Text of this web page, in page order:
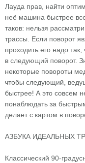
Лауда прав, найти
неё машина быстрее
таков: нельзя
трассы. Если поворот
проходить его надо
в следующий поворот.
некоторые повороты
чтобы следующий,
быстрее! А это совсем
понаблюдать за
делает с картом в
АЗБУКА ИДЕАЛЬНЫХ
Классический 90-